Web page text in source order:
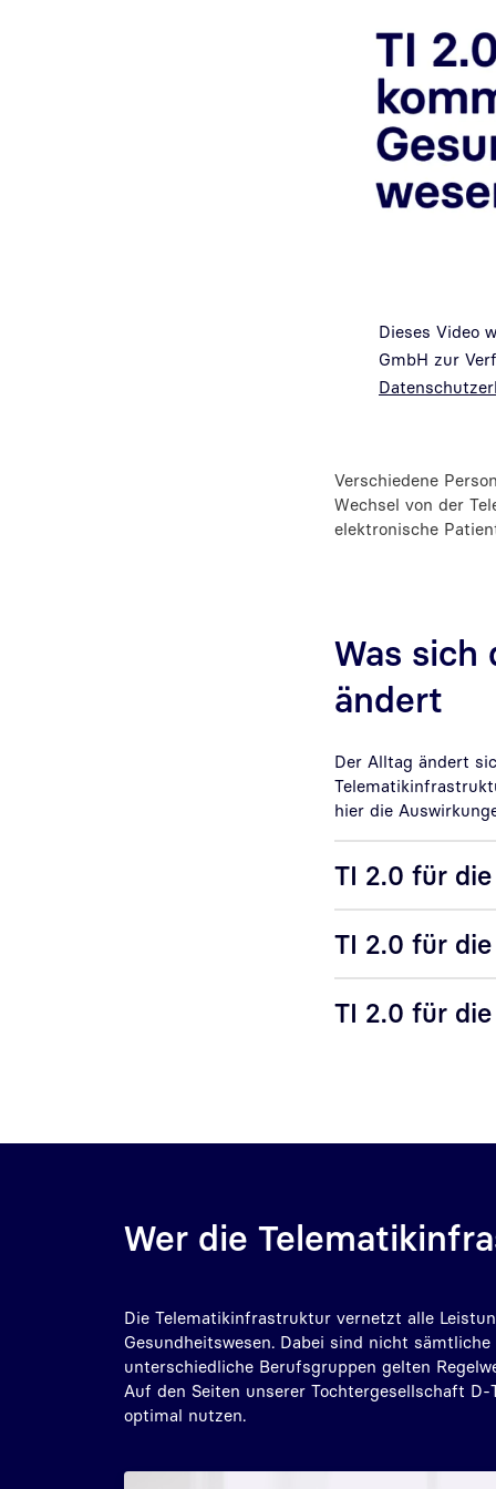
Dieses Video
GmbH zur
Verschiedene
Wechsel von der
elektronische
Was
ändert
Der Alltag ändert
hier die
TI 2.0 für
TI 2.0 für
TI 2.0 für
Wer die
Die Telematikinfrastruktur vernetzt alle
Gesundheitswesen. Dabei sind nicht
unterschiedliche Berufsgruppen gelten
Auf den Seiten unserer Tochtergesellschaft
optimal nutzen.